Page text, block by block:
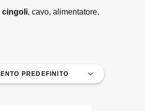
cingoli, cavo, alimentatore,